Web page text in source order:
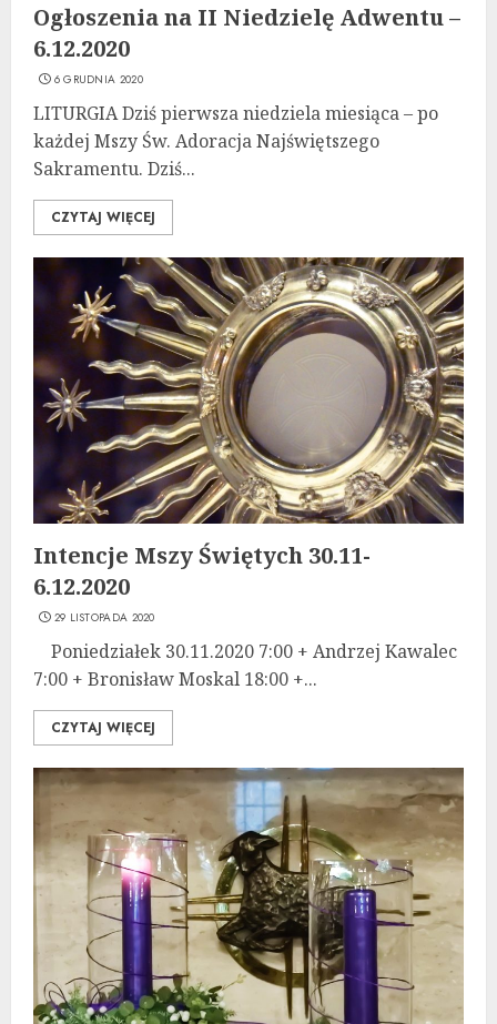
Ogłoszenia na II Niedzielę Adwentu –
6.12.2020
6 GRUDNIA 2020
LITURGIA Dziś pierwsza niedziela miesiąca – po
każdej Mszy Św. Adoracja Najświętszego
Sakramentu. Dziś...
CZYTAJ WIĘCEJ
Intencje Mszy Świętych 30.11-
6.12.2020
29 LISTOPADA 2020
Poniedziałek 30.11.2020 7:00 + Andrzej Kawalec
7:00 + Bronisław Moskal 18:00 +...
CZYTAJ WIĘCEJ